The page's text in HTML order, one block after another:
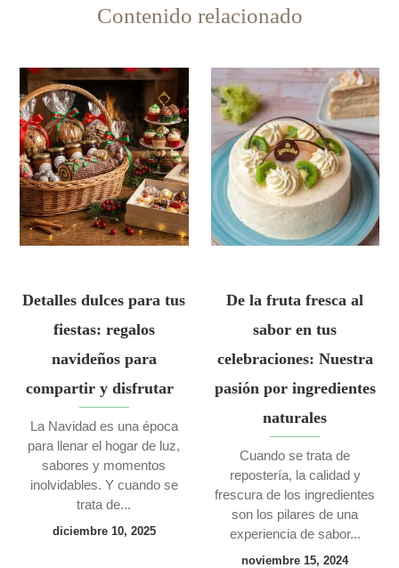
Contenido relacionado
Detalles dulces para tus
fiestas: regalos
navideños para
compartir y disfrutar
La Navidad es una época
para llenar el hogar de luz,
sabores y momentos
inolvidables. Y cuando se
trata de...
diciembre 10, 2025
De la fruta fresca al
sabor en tus
celebraciones: Nuestra
pasión por ingredientes
naturales
Cuando se trata de
repostería, la calidad y
frescura de los ingredientes
son los pilares de una
experiencia de sabor...
noviembre 15, 2024